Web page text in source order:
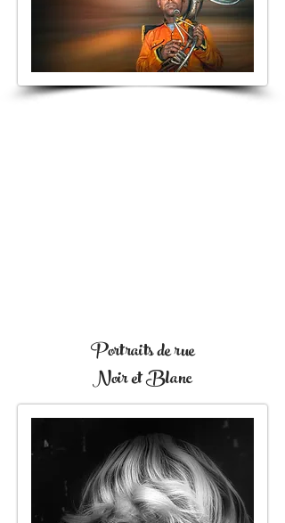
Portraits de rue
Noir et Blanc